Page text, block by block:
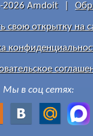
Amdoit
свою открытку на
Мы в соц сетях: